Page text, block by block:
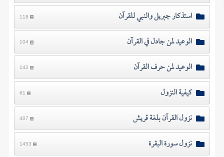
استذكار جبريل والنبي للقرآن 118
الوعيد لمن جادل في القرآن 104
الوعيد لمن حرف القرآن 142
كيفية النزول 61
نزول القرآن بلغة قريش 407
نزول سورة البقرة 1453